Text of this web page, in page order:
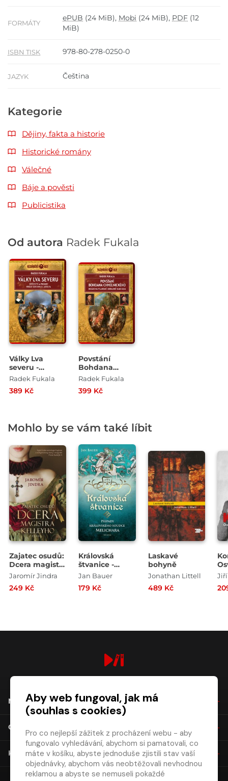
FORMÁTY
ePUB (24 MiB), Mobi (24 MiB), PDF (12
MiB)
ISBN TISK 978-80-278-0250-0
JAZYK Čeština
Kategorie
Dějiny, fakta a historie
Historické romány
Válečné
Báje a pověsti
Publicistika
Od autora Radek Fukala
Války Lva
severu -
Vítězství a
Gustava II.
Radek Fukala
389 Kč
Povstání
Bohdana
Chmelnického:
planoucí
Radek Fukala
399 Kč
Mohlo by se vám také líbit
Zajatec osudů:
Dcera magistra
Kelleyho
Jaromír Jindra
249 Kč
Královská
štvanice -
Případy
soudce
Jan Bauer
179 Kč
Laskavé
bohyně
Jonathan Littell
489 Kč
NÁKUP
O SPOLEČNOSTI
KONTAKT
Aby web fungoval, jak má
(souhlas s cookies)
Pro co nejlepší zážitek z procházení webu - aby
fungovalo vyhledávání, abychom si pamatovali, co
máte v košíku, abyste jednoduše zjistili stav vaší
objednávky, abychom vás neobtěžovali nevhodnou
reklamou a abyste se nemuseli pokaždé